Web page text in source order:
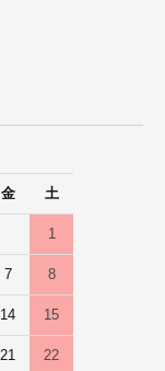
金 土
1
7 8
14 15
21 22